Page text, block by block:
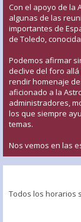
Con el apoyo de la
algunas de las
importantes de
de Toledo,
Podemos afirmar
declive del foro
rendir homenaje
aficionado a la
administradores,
los que siempre
temas.
Nos vemos en las
Todos los horarios